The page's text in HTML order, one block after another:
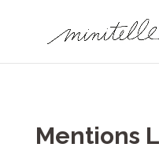
Mentions